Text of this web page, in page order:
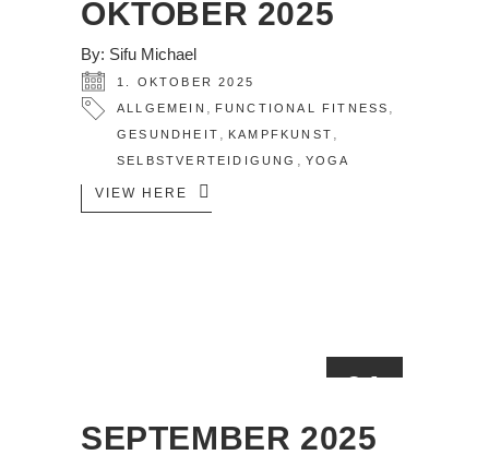
OKTOBER 2025
By: Sifu Michael
1. OKTOBER 2025
ALLGEMEIN
FUNCTIONAL FITNESS
GESUNDHEIT KAMPFKUNST
SELBSTVERTEIDIGUNG YOGA
VIEW HERE
01
SEPTEMBER 2025